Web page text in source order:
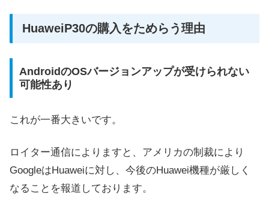
HuaweiP30の購入をためらう理由
AndroidのOSバージョンアップが受けられない
可能性あり
これが一番大きいです。
ロイター通信によりますと、アメリカの制裁により
GoogleはHuaweiに対し、今後のHuawei機種が厳しく
なることを報道しております。